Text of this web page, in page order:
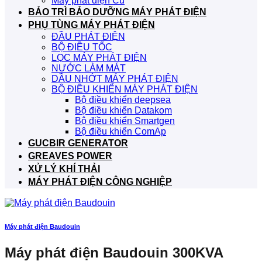
BẢO TRÌ BẢO DƯỠNG MÁY PHÁT ĐIỆN
PHỤ TÙNG MÁY PHÁT ĐIỆN
ĐẦU PHÁT ĐIỆN
BỘ ĐIỀU TỐC
LỌC MÁY PHÁT ĐIỆN
NƯỚC LÀM MÁT
DẦU NHỚT MÁY PHÁT ĐIỆN
BỘ ĐIỀU KHIỂN MÁY PHÁT ĐIỆN
Bộ điều khiển deepsea
Bộ điều khiển Datakom
Bộ điều khiển Smartgen
Bộ điều khiển ComAp
GUCBIR GENERATOR
GREAVES POWER
XỬ LÝ KHÍ THẢI
MÁY PHÁT ĐIỆN CÔNG NGHIỆP
Máy phát điện Baudouin
Máy phát điện Baudouin 300KVA